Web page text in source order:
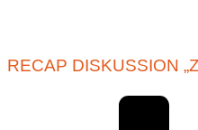
RECAP DISKUSSION